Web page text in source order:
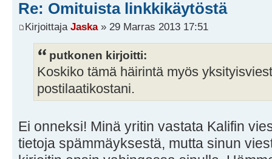
Re: Omituista linkkikäytöstä
Kirjoittaja Jaska» 29 Marras 2013 17:51
putkonen kirjoitti:
Koskiko tämä häirintä myös
postilaatikostani.
Ei onneksi! Minä yritin vastata Kalifin
tietoja spämmäyksestä, mutta sinun